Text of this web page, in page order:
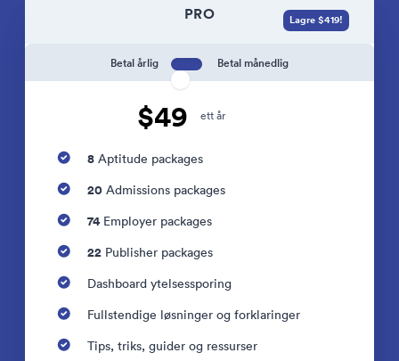
PRO
Betal årlig Betal månedlig
$49 ett år
Lagre $419!
8 Aptitude packages
20 Admissions packages
74Employer packages
22 Publisher packages
Dashboard ytelsessporing
Fullstendige løsninger og forklaringer
Tips, triks, guider og ressurser